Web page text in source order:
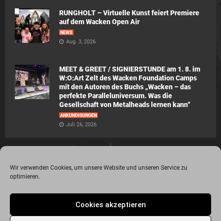
Wir verwenden Cookies, um unsere Website und unseren Service zu
optimieren.
Cookies akzeptieren
RUNGHOLT – Virtuelle Kunst feiert Premiere
auf dem Wacken Open Air
NEWS
Aug. 3, 2026
MEET & GREET / SIGNIERSTUNDE am 1. 8. im
W:O:Art Zelt des Wacken Foundation Camps
mit den Autoren des Buchs „Wacken – das
perfekte Paralleluniversum. Was die
Gesellschaft von Metalheads lernen kann“
ANKÜNDIGUNGEN
Juli 26, 2026
Unterstützung von the surface new media gmbh